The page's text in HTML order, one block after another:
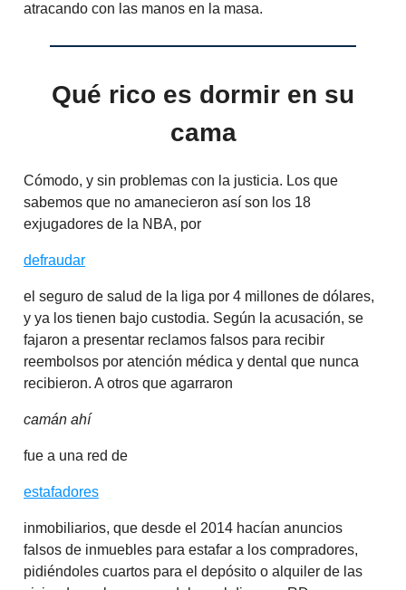
atracando con las manos en la masa.
Qué rico es dormir en su
cama
Cómodo, y sin problemas con la justicia. Los que
sabemos que no amanecieron así son los 18
exjugadores de la NBA, por
defraudar
el seguro de salud de la liga por 4 millones de dólares,
y ya los tienen bajo custodia. Según la acusación, se
fajaron a presentar reclamos falsos para recibir
reembolsos por atención médica y dental que nunca
recibieron. A otros que agarraron
camán ahí
fue a una red de
estafadores
inmobiliarios, que desde el 2014 hacían anuncios
falsos de inmuebles para estafar a los compradores,
pidiéndoles cuartos para el depósito o alquiler de las